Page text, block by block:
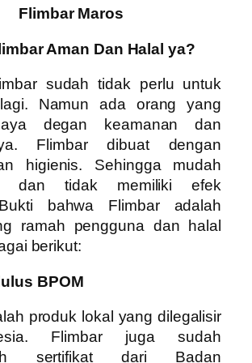
Flimbar Maros
Aman Dan Halal ya?
sudah tidak perlu untuk
Namun ada orang yang
degan keamanan dan
Flimbar dibuat dengan
higienis. Sehingga mudah
dan tidak memiliki efek
bahwa Flimbar adalah
ramah pengguna dan halal
berikut:
BPOM
produk lokal yang dilegalisir
Flimbar juga sudah
sertifikat dari Badan